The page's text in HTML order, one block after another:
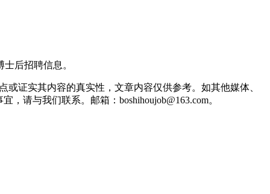
后招聘信息。
证实其内容的真实性，文章内容仅供参考。如其他媒体、
请与我们联系。邮箱：boshihoujob@163.com。